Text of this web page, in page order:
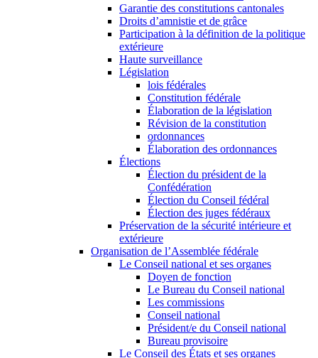
Garantie des constitutions cantonales
Droits d’amnistie et de grâce
Participation à la définition de la politique
extérieure
Haute surveillance
Législation
lois fédérales
Constitution fédérale
Élaboration de la législation
Révision de la constitution
ordonnances
Élaboration des ordonnances
Élections
Élection du président de la
Confédération
Élection du Conseil fédéral
Élection des juges fédéraux
Préservation de la sécurité intérieure et
extérieure
Organisation de l’Assemblée fédérale
Le Conseil national et ses organes
Doyen de fonction
Le Bureau du Conseil national
Les commissions
Conseil national
Président/e du Conseil national
Bureau provisoire
Le Conseil des États et ses organes